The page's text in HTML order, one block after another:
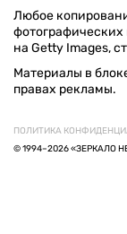
Любое
на Getty Images,
Материалы в
правах рекламы.
ПОЛИТИКА
© 1994–2026 «ЗЕРКАЛО